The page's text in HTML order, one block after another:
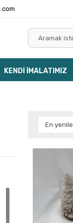
KENDİ İMALATIMIZ